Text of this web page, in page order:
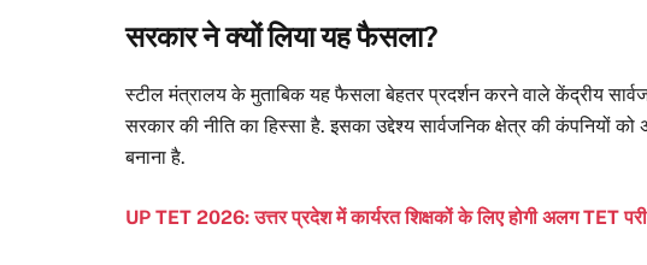
सरकार ने क्यों लिया यह फैसला?
स्टील मंत्रालय के मुताबिक यह फैसला बेहतर प्रदर्शन करने वाले केंद्रीय
सरकार की नीति का हिस्सा है. इसका उद्देश्य सार्वजनिक क्षेत्र की कंपनियों
बनाना है.
UP TET 2026: उत्तर प्रदेश में कार्यरत शिक्षकों के लिए होगी अलग TET